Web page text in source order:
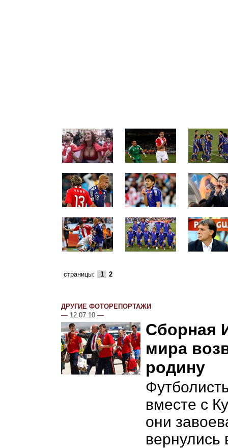
страницы: 1 2
ДРУГИЕ ФОТОРЕПОРТАЖИ
— 12.07.10 —
Сборная
мира
родину
вместе с
они